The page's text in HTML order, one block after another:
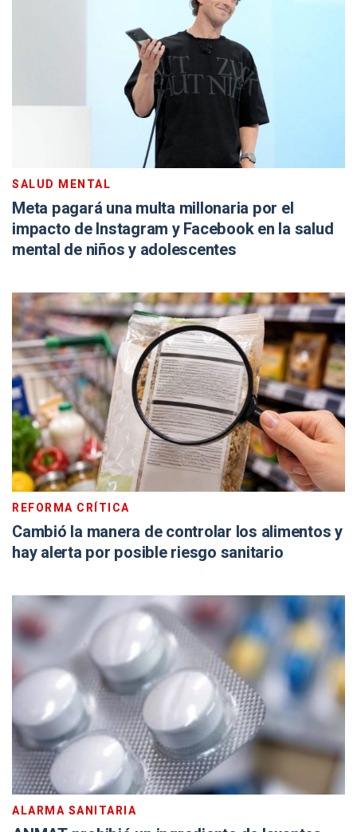
SALUD MENTAL
Meta pagará una multa millonaria por el
impacto de Instagram y Facebook en la salud
mental de niños y adolescentes
REFORMA CRÍTICA
Cambió la manera de controlar los alimentos y
hay alerta por posible riesgo sanitario
ALARMA SANITARIA